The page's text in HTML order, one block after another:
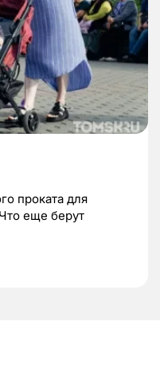
проката для
еще берут